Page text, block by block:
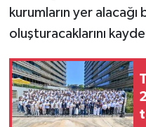
kurumların yer
oluşturacaklarını